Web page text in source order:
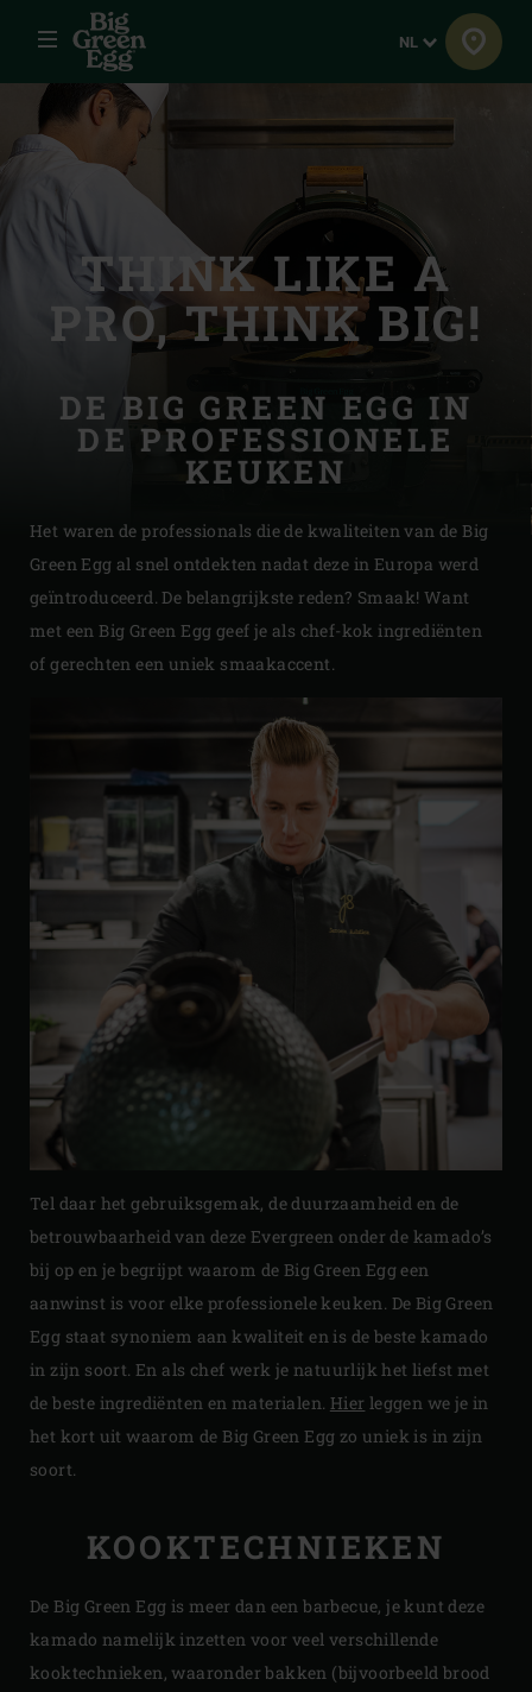
Menu Taal
NL
THINK LIKE A
PRO, THINK BIG!
DE BIG GREEN EGG IN
DE PROFESSIONELE
KEUKEN
Het waren de professionals die de kwaliteiten van de Big
Green Egg al snel ontdekten nadat deze in Europa werd
geïntroduceerd. De belangrijkste reden? Smaak! Want
met een Big Green Egg geef je als chef-kok ingrediënten
of gerechten een uniek smaakaccent.
Tel daar het gebruiksgemak, de duurzaamheid en de
betrouwbaarheid van deze Evergreen onder de kamado’s
bij op en je begrijpt waarom de Big Green Egg een
aanwinst is voor elke professionele keuken. De Big Green
Egg staat synoniem aan kwaliteit en is de beste kamado
in zijn soort. En als chef werk je natuurlijk het liefst met
de beste ingrediënten en materialen. Hier leggen we je in
het kort uit waarom de Big Green Egg zo uniek is in zijn
soort.
KOOKTECHNIEKEN
De Big Green Egg is meer dan een barbecue, je kunt deze
kamado namelijk inzetten voor veel verschillende
kooktechnieken, waaronder bakken (bijvoorbeeld brood